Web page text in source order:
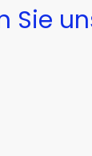
Sie